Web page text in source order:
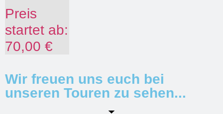
Preis
startet ab:
70,00 €
Wir freuen uns euch bei
unseren Touren zu sehen...